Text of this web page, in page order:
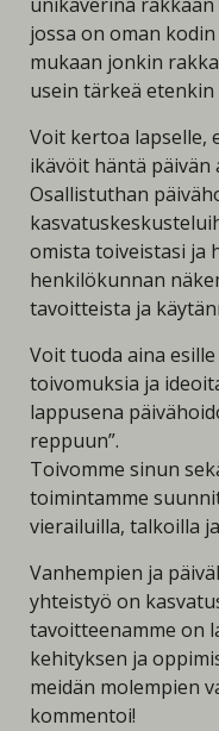
jossa on oman
mukaan jonkin
usein tärkeä etenkin
Voit kertoa lapselle,
ikävöit häntä päivän
Osallistuthan
omista toiveistasi ja
henkilökunnan
tavoitteista ja
Voit tuoda aina
toivomuksia ja
lappusena
reppuun”.
Toivomme sinun
toimintamme
vierailuilla, talkoilla
Vanhempien ja
yhteistyö on
tavoitteenamme on
kehityksen ja
meidän molempien
kommentoi!